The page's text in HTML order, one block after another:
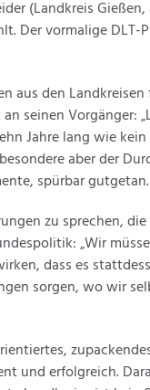
(Landkreis Gießen,
Der vormalige DLT-
aus den
seinen Vorgänger:
Jahre lang wie
aber der
spürbar gutgetan.
zu sprechen,
„Wir
dass es
sorgen, wo wir
und erfolgreich.